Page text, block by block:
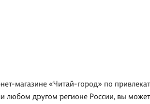
магазине «Читай-город» по
любом другом регионе России, вы